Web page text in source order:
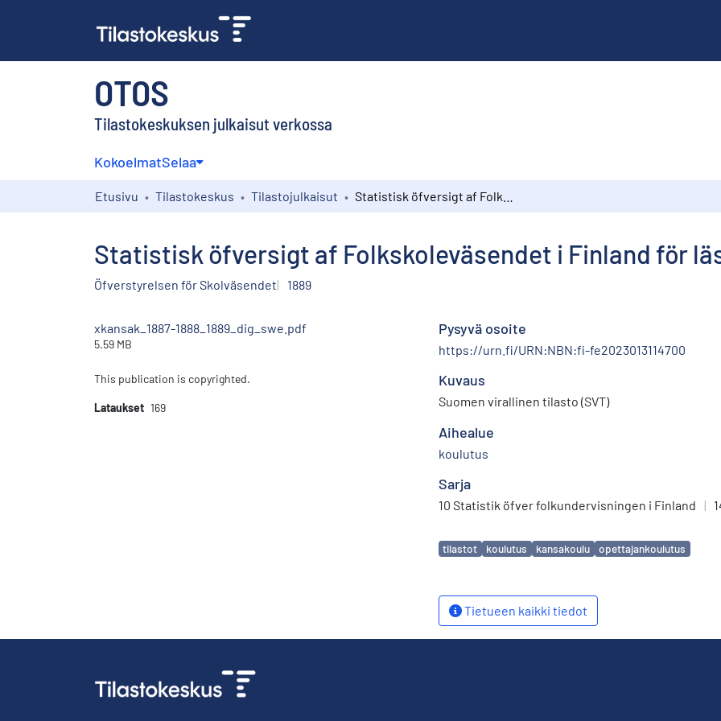
OTOS
Tilastokeskuksen julkaisut verkossa
KokoelmatSelaa
Etusivu Tilastokeskus Tilastojulkaisut
Statistisk öfversigt af Folkskoleväsendet i Finland för
Öfverstyrelsen för Skolväsendet 1889
xkansak_1887-1888_1889_dig_swe.pdf
5.59 MB
This publication is copyrighted.
Lataukset 169
Pysyvä osoite
https://urn.fi/URN:NBN:fi-fe2023013114700
Kuvaus
Suomen virallinen tilasto (SVT)
Aihealue
koulutus
Sarja
10 Statistik öfver folkundervisningen i Finland |
Avainsanat
tilastot koulutus kansakoulu opettajankoulutus
Tietueen kaikki tiedot